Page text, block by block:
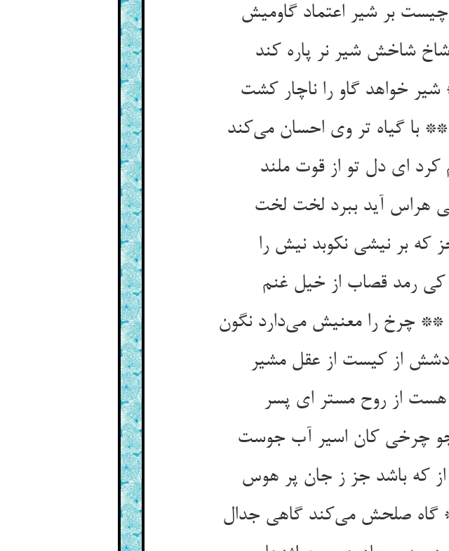
شاخش شیر نر پاره کند
با گیاه تر وی احسان می‌‌کند
ای دل تو از قوت ملند
بر نیشی نکوبد نیش را
از کیست از عقل مشیر
از روح مستر ای پسر